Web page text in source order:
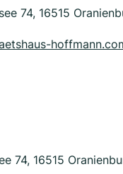
74, 16515
74, 16515